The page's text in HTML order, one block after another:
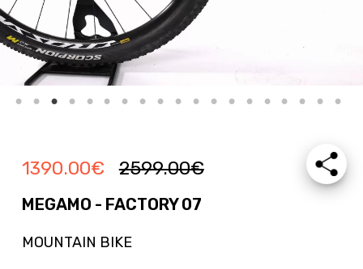
1390.00€ 2599.00€
MEGAMO - FACTORY 07
MOUNTAIN BIKE